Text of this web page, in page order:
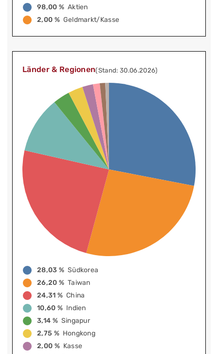
98,00 % Aktien
2,00 % Geldmarkt/Kasse
Länder & Regionen(Stand: 30.06.2026)
28,03 % Südkorea
26,20 % Taiwan
24,31 % China
10,60 % Indien
3,14 % Singapur
2,75 % Hongkong
2,00 % Kasse